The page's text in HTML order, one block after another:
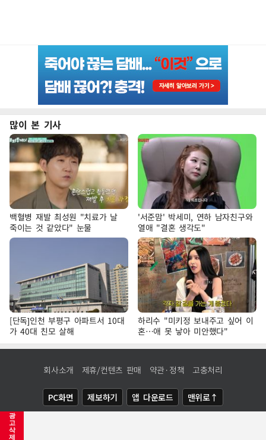
광
고
삭
제
많이 본 기사
백혈병 재발 최성원 "치료가 날
죽이는 것 같았다" 눈물
'서준맘' 박세미, 연하 남자친구와
열애 "결혼 생각도"
[단독]인천 부평구 아파트서 10대
가 40대 친모 살해
하리수 "미키정 보내주고 싶어 이
혼…애 못 낳아 미안했다"
회사소개 제휴/컨텐츠 판매 약관·정책 고충처리
PC화면 제보하기 앱 다운로드 맨위로↑